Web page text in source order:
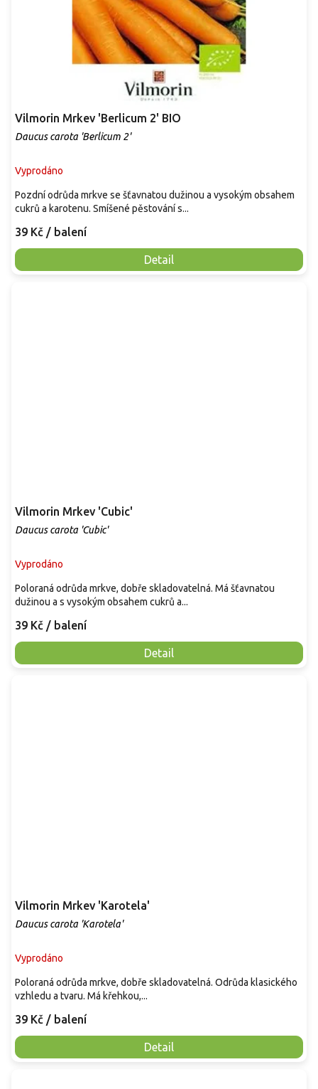
Vilmorin Mrkev 'Berlicum 2' BIO
Daucus carota 'Berlicum 2'
Vyprodáno
39 Kč / balení
Detail
Pozdní odrůda mrkve se šťavnatou dužinou a vysokým obsahem
cukrů a karotenu. Smíšené pěstování s...
Vilmorin Mrkev 'Cubic'
Daucus carota 'Cubic'
Vyprodáno
39 Kč / balení
Detail
Poloraná odrůda mrkve, dobře skladovatelná. Má šťavnatou
dužinou a s vysokým obsahem cukrů a...
Vilmorin Mrkev 'Karotela'
Daucus carota 'Karotela'
Vyprodáno
39 Kč / balení
Detail
Poloraná odrůda mrkve, dobře skladovatelná. Odrůda klasického
vzhledu a tvaru. Má křehkou,...